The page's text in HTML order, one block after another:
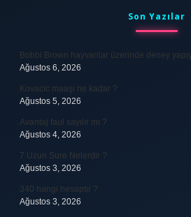
Son Yazılar
Bobbi Brown hayvanlar üzerinde deney
Ağustos 6, 2026
Kovacic maaşı ne kadar ?
Ağustos 5, 2026
Avantaj faul sayılır mı ?
Ağustos 4, 2026
7 Uzun Sure Nelerdir ?
Ağustos 3, 2026
340 hangi hesaptır ?
Ağustos 3, 2026